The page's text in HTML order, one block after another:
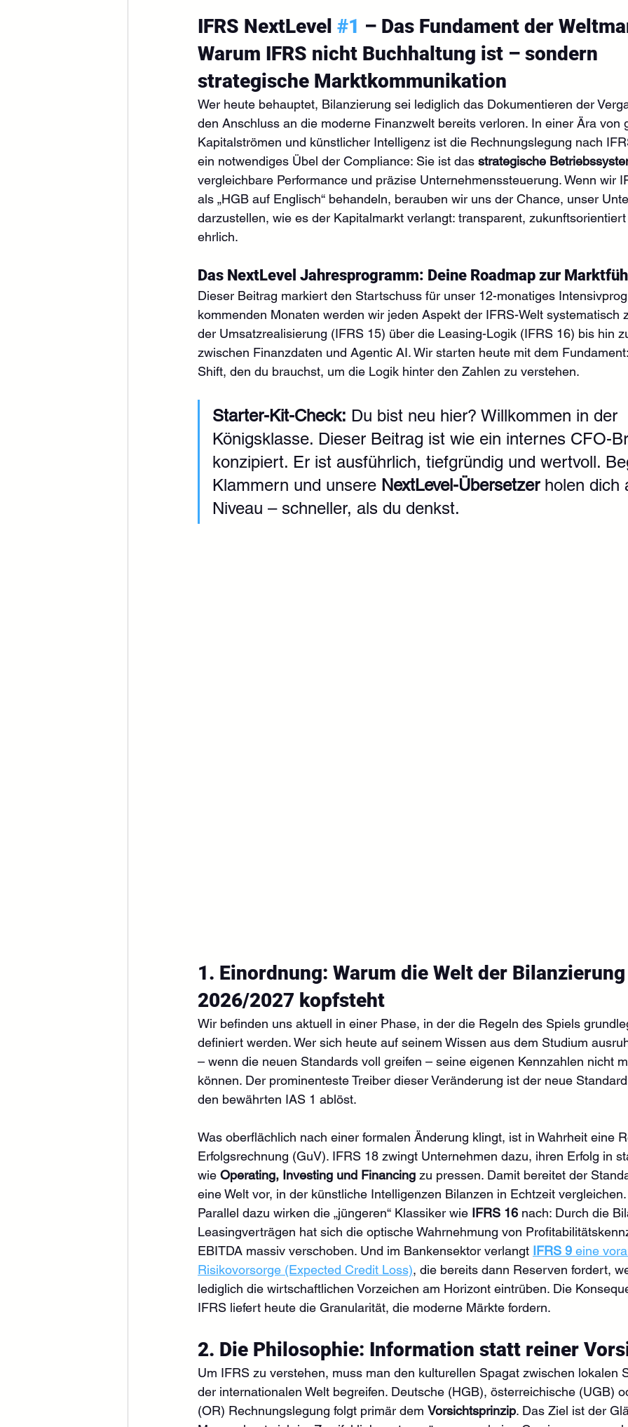
IFRS NextLevel #1 – Das Fundament der
Warum IFRS nicht Buchhaltung ist – sondern
strategische Marktkommunikation
Wer heute behauptet, Bilanzierung sei lediglich das Dokumentieren der
den Anschluss an die moderne Finanzwelt bereits verloren. In einer Ära von
Kapitalströmen und künstlicher Intelligenz ist die Rechnungslegung nach
ein notwendiges Übel der Compliance: Sie ist das strategische
vergleichbare Performance und präzise Unternehmenssteuerung. Wenn wir
als „HGB auf Englisch“ behandeln, berauben wir uns der Chance, unser
darzustellen, wie es der Kapitalmarkt verlangt: transparent,
ehrlich.
Das NextLevel Jahresprogramm: Deine Roadmap zur
Dieser Beitrag markiert den Startschuss für unser 12-monatiges
kommenden Monaten werden wir jeden Aspekt der IFRS-Welt systematisch
der Umsatzrealisierung (IFRS 15) über die Leasing-Logik (IFRS 16) bis hin
zwischen Finanzdaten und Agentic AI. Wir starten heute mit dem
Shift, den du brauchst, um die Logik hinter den Zahlen zu verstehen.
Starter-Kit-Check: Du bist neu hier? Willkommen in der
Königsklasse. Dieser Beitrag ist wie ein internes CFO-
konzipiert. Er ist ausführlich, tiefgründig und wertvoll.
Klammern und unsere NextLevel-Übersetzer holen dich
Niveau – schneller, als du denkst.
1. Einordnung: Warum die Welt der Bilanzierung
2026/2027 kopfsteht
Wir befinden uns aktuell in einer Phase, in der die Regeln des Spiels
definiert werden. Wer sich heute auf seinem Wissen aus dem Studium
– wenn die neuen Standards voll greifen – seine eigenen Kennzahlen nicht
können. Der prominenteste Treiber dieser Veränderung ist der neue Standard
den bewährten IAS 1 ablöst.
Was oberflächlich nach einer formalen Änderung klingt, ist in Wahrheit eine
Erfolgsrechnung (GuV). IFRS 18 zwingt Unternehmen dazu, ihren Erfolg in
wie Operating, Investing und Financing zu pressen. Damit bereitet der
eine Welt vor, in der künstliche Intelligenzen Bilanzen in Echtzeit vergleichen.
Parallel dazu wirken die „jüngeren“ Klassiker wie IFRS 16 nach: Durch die
Leasingverträgen hat sich die optische Wahrnehmung von
EBITDA massiv verschoben. Und im Bankensektor verlangt IFRS 9 eine
Risikovorsorge (Expected Credit Loss), die bereits dann Reserven fordert,
lediglich die wirtschaftlichen Vorzeichen am Horizont eintrüben. Die
IFRS liefert heute die Granularität, die moderne Märkte fordern.
2. Die Philosophie: Information statt reiner
Um IFRS zu verstehen, muss man den kulturellen Spagat zwischen lokalen
der internationalen Welt begreifen. Deutsche (HGB), österreichische (UGB)
(OR) Rechnungslegung folgt primär dem Vorsichtsprinzip. Das Ziel ist der